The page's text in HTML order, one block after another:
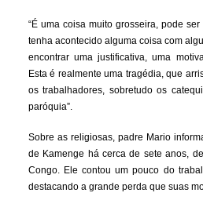
“É uma coisa muito grosseira, pode
tenha acontecido alguma coisa com
encontrar uma justificativa, uma
Esta é realmente uma tragédia, que
os trabalhadores, sobretudo os
paróquia”.
Sobre as religiosas, padre Mario
de Kamenge há cerca de sete anos,
Congo. Ele contou um pouco do
destacando a grande perda que suas